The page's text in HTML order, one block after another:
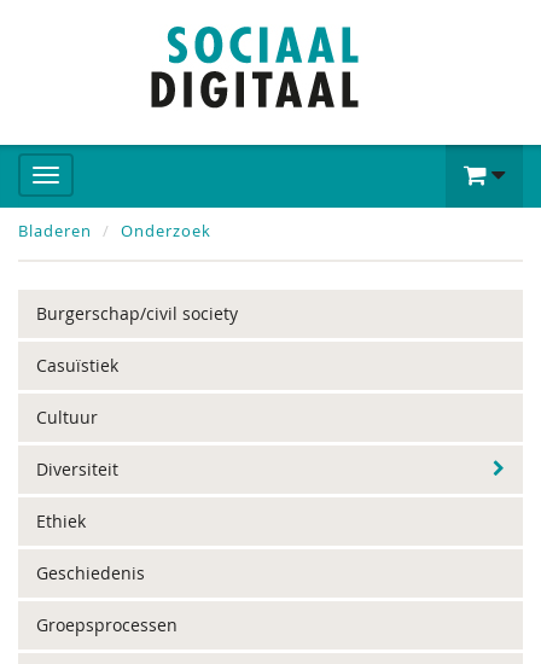
Bladeren Onderzoek
Burgerschap/civil society
Casuïstiek
Cultuur
Diversiteit
Ethiek
Geschiedenis
Groepsprocessen